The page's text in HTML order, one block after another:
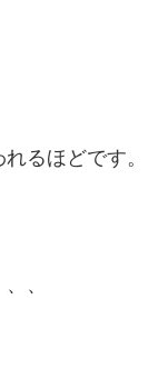
るほどです。
、